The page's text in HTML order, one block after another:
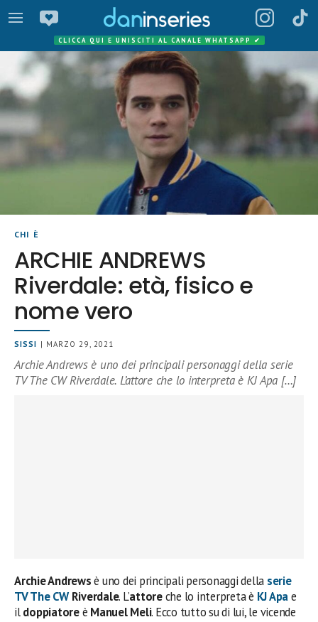
CLICCA QUI E UNISCITI AL CANALE WHATSAPP ✔
CHI È
ARCHIE ANDREWS
Riverdale: età, fisico e
nome vero
SISSI | MARZO 29, 2021
Archie Andrews è uno dei principali personaggi della serie
TV The CW Riverdale. L’attore che lo interpreta è KJ Apa […]
Archie Andrewsè uno dei principali personaggi della serie
TV The CW Riverdale. L’attoreche lo interpreta è KJ Apae
ildoppiatoreè Manuel Meli. Ecco tutto su di lui, le vicende